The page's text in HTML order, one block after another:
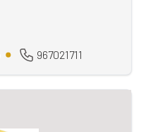
967021711